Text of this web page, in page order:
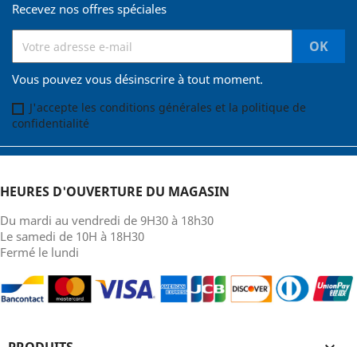
Recevez nos offres spéciales
Vous pouvez vous désinscrire à tout moment.
J'accepte les conditions générales et la politique de
confidentialité
HEURES D'OUVERTURE DU MAGASIN
Du mardi au vendredi de 9H30 à 18h30
Le samedi de 10H à 18H30
Fermé le lundi